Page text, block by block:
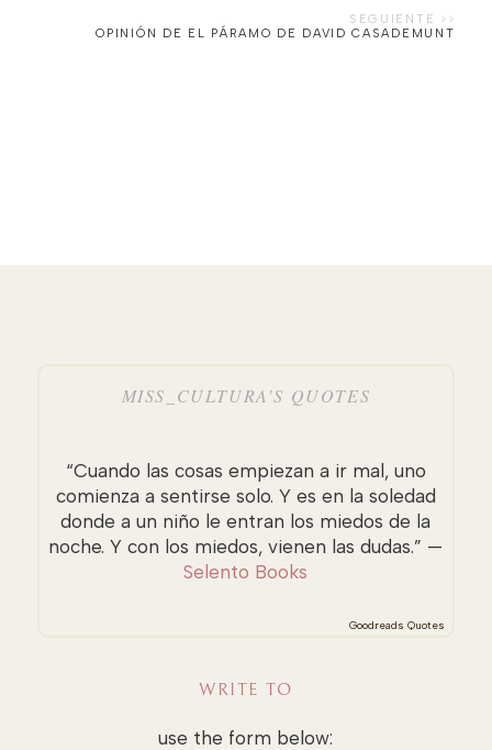
OPINIÓN DE EL PÁRAMO DE DAVID CASADEMUNT
MISS_CULTURA’S QUOTES
“Cuando las cosas empiezan a ir mal, uno
comienza a sentirse solo. Y es en la soledad
donde a un niño le entran los miedos de la
noche. Y con los miedos, vienen las dudas.” —
Selento Books
Goodreads Quotes
WRITE TO
use the form below: